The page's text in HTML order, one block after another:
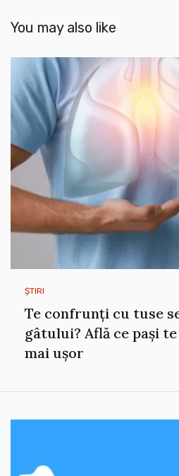
You may also like
ȘTIRI
Te confrunți cu tuse
gâtului? Află ce pași
mai ușor